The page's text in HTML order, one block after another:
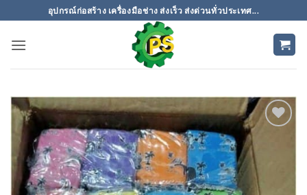
ไป
อุปกรณ์ก่อสร้าง เครื่องมือช่าง ส่งเร็ว ส่งด่วนทั่วประเทศ...
เพิ่มเข้า
ใน
รายการ
ที่